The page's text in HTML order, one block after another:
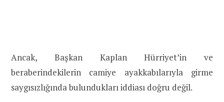
Ancak, Başkan Kaplan Hürriyet’in ve
beraberindekilerin camiye ayakkabılarıyla girme
saygısızlığında bulundukları iddiası doğru değil.